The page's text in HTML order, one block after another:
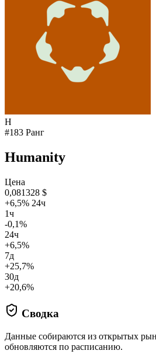
H
#183 Ранг
Humanity
Цена
0,081328 $
+6,5% 24ч
1ч
-0,1%
24ч
+6,5%
7д
+25,7%
30д
+20,6%
Сводка
Данные собираются из открытых
обновляются по расписанию.